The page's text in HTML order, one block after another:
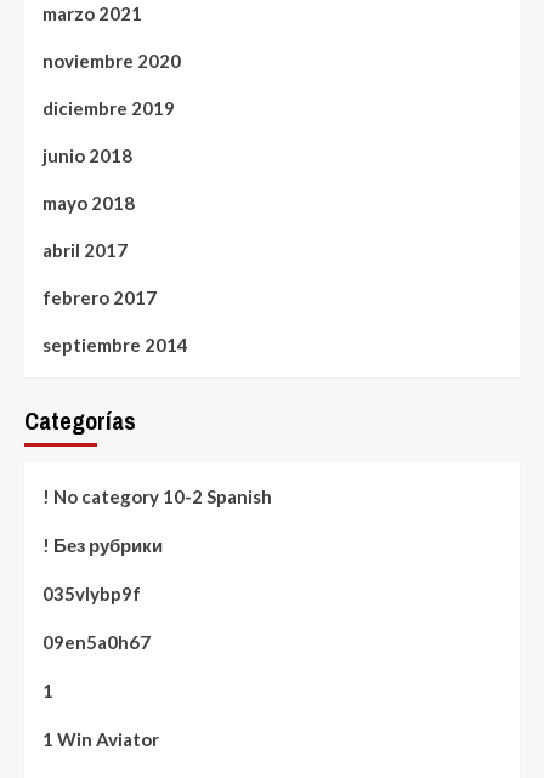
marzo 2021
noviembre 2020
diciembre 2019
junio 2018
mayo 2018
abril 2017
febrero 2017
septiembre 2014
Categorías
! No category 10-2 Spanish
! Без рубрики
035vlybp9f
09en5a0h67
1
1 Win Aviator